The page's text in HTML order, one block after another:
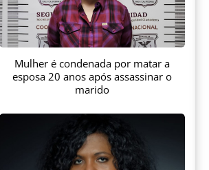
Mulher é condenada por matar a
esposa 20 anos após assassinar o
marido